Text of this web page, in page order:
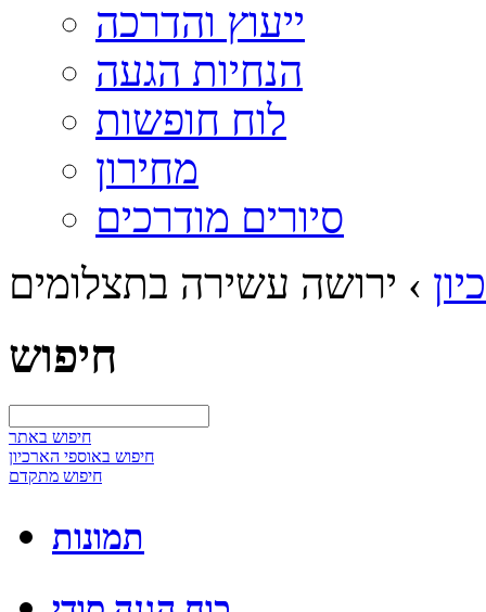
ייעוץ והדרכה
הנחיות הגעה
לוח חופשות
מחירון
סיורים מודרכים
› ירושה עשירה בתצלומים
חיפוש
חיפוש באתר
חיפוש באוספי הארכיון
חיפוש מתקדם
תמונות